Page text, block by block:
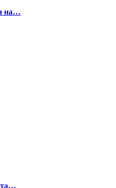
на…